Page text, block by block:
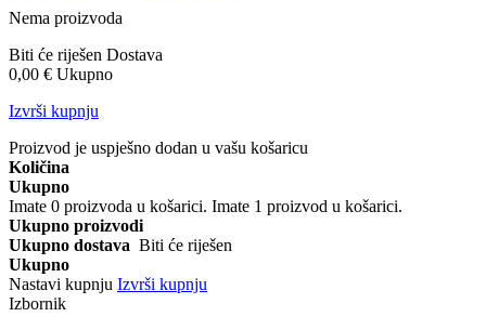
Nema proizvoda
Biti će riješen Dostava
0,00 € Ukupno
Izvrši kupnju
Proizvod je uspješno dodan u vašu košaricu
Količina
Ukupno
Imate 0 proizvoda u košarici. Imate 1 proizvod u košarici.
Ukupno proizvodi
Ukupno dostava Biti će riješen
Ukupno
Nastavi kupnju Izvrši kupnju
Izbornik